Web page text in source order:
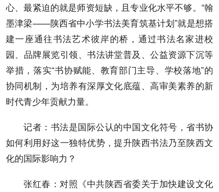
心、最紧迫的就是师资短缺，且专业化水平不够。“翰
墨津梁——陕西省中小学书法美育筑基计划”就是想搭
建一座通往书法艺术彼岸的桥，通过书法名家进校
园、品牌展览引领、书法讲堂普及、公益资源下沉等
举措，落实“书协赋能、教育部门主导、学校落地”的
协同机制，为培养有深厚文化底蕴、高审美素养的新
时代青少年贡献力量。
记者：书法是国际公认的中国文化符号，省书协
如何利用好这一独特优势，提升陕西书法乃至陕西文
化的国际影响力？
张红春：对照《中共陕西省委关于加快建设文化